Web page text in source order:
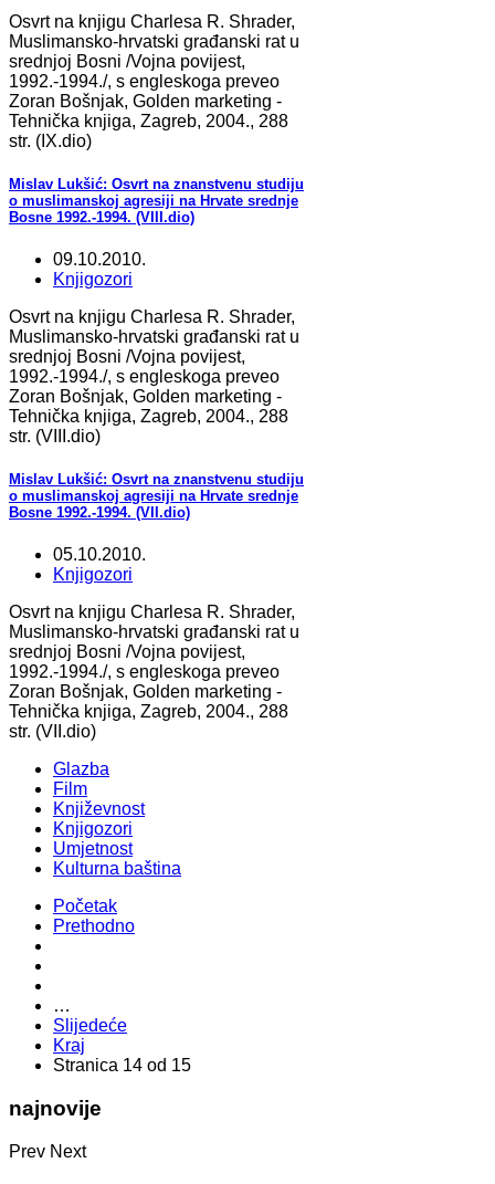
Osvrt na knjigu Charlesa R. Shrader,
Muslimansko-hrvatski građanski rat u
srednjoj Bosni /Vojna povijest,
1992.-1994./, s engleskoga preveo
Zoran Bošnjak, Golden marketing -
Tehnička knjiga, Zagreb, 2004., 288
str. (IX.dio)
Mislav Lukšić: Osvrt na znanstvenu studiju
o muslimanskoj agresiji na Hrvate srednje
Bosne 1992.-1994. (VIII.dio)
09.10.2010.
Knjigozori
Osvrt na knjigu Charlesa R. Shrader,
Muslimansko-hrvatski građanski rat u
srednjoj Bosni /Vojna povijest,
1992.-1994./, s engleskoga preveo
Zoran Bošnjak, Golden marketing -
Tehnička knjiga, Zagreb, 2004., 288
str. (VIII.dio)
Mislav Lukšić: Osvrt na znanstvenu studiju
o muslimanskoj agresiji na Hrvate srednje
Bosne 1992.-1994. (VII.dio)
05.10.2010.
Knjigozori
Osvrt na knjigu Charlesa R. Shrader,
Muslimansko-hrvatski građanski rat u
srednjoj Bosni /Vojna povijest,
1992.-1994./, s engleskoga preveo
Zoran Bošnjak, Golden marketing -
Tehnička knjiga, Zagreb, 2004., 288
str. (VII.dio)
Glazba
Film
Književnost
Knjigozori
Umjetnost
Kulturna baština
Početak
Prethodno
…
Slijedeće
Kraj
Stranica 14 od 15
najnovije
Prev Next